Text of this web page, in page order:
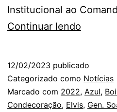
Institucional ao
Continuar lendo
Concede
ao
12/02/2023 publicado
Categorizado como Notícias
Marcado com 2022, Azul,
Condecoração, Elvis, Gen.